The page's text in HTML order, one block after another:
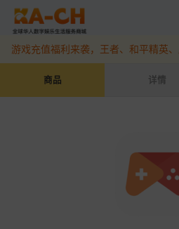
OPPO渠道服手游-中
抖音盛夏宠粉季来袭！抖钻充值最高
游戏充值福利来袭，王者、和平精英
商品 详情